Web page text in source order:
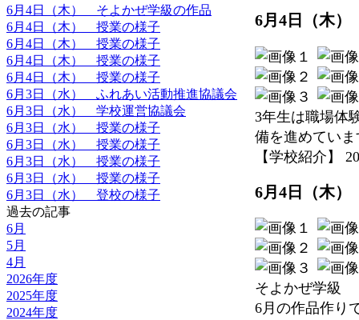
6月4日（木） そよかぜ学級の作品
6月4日（木） 授業の様子
6月4日（木） 授業の様子
6月4日（木） 授業の様子
6月4日（木） 授業の様子
6月3日（水） ふれあい活動推進協議会
6月3日（水） 学校運営協議会
6月3日（水） 授業の様子
6月3日（水） 授業の様子
6月3日（水） 授業の様子
6月3日（水） 授業の様子
6月3日（水） 登校の様子
過去の記事
6月
5月
4月
2026年度
2025年度
2024年度
6月4日（木
3年生は職場体
備を進めていま
【学校紹介】
6月4日（木
そよかぜ学級
6月の作品作り